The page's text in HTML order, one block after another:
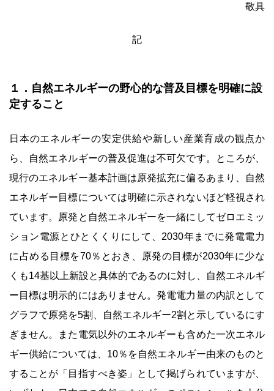
敬具
記
１．自然エネルギーの野心的な普及目標を明確に設
定すること
日本のエネルギーの安定供給や新しい産業育成の観点か
ら、自然エネルギーの普及促進は不可欠です。ところが、
現行のエネルギー基本計画は原発拡充に偏るあまり、自然
エネルギー目標については明確に示されないほど軽視され
ています。原発と自然エネルギーを一緒にしてゼロエミッ
ション電源とひとくくりにして、2030年までに発電電力
に占める目標を70％とおき、原発の目標が2030年に少な
くも14基以上新設と具体的であるのに対し、自然エネルギ
ー目標は明示的にはありません。発電電力量の内訳として
グラフで原発を5割、自然エネルギー2割と示しているにす
ぎません。また電気以外のエネルギーも含めた一次エネル
ギー供給については、10％を自然エネルギー由来のものと
することが「目指すべき姿」として掲げられていますが、